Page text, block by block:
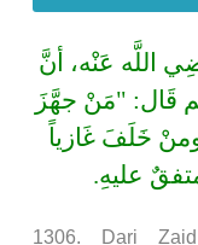
رضِي اللَّه عَنْه، أنَّ
قَال: "مَنْ جهَّزَ
خَلَفَ غَازياً
عليهِ.
1306. Dari Zaid